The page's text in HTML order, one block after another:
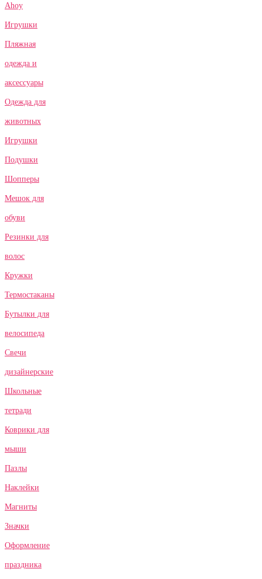
Ahoy
Игрушки
Пляжная
одежда и
аксессуары
Одежда для
животных
Игрушки
Подушки
Шопперы
Мешок для
обуви
Резинки для
волос
Кружки
Термостаканы
Бутылки для
велосипеда
Свечи
дизайнерские
Школьные
тетради
Коврики для
мыши
Пазлы
Наклейки
Магниты
Значки
Оформление
праздника